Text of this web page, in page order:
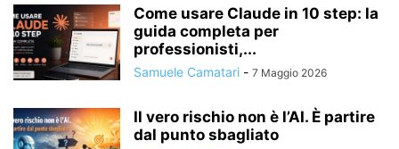
Come usare Claude in 10 step: la
guida completa per
professionisti,...
Samuele Camatari - 7 Maggio 2026
Il vero rischio non è l’AI. È partire
dal punto sbagliato